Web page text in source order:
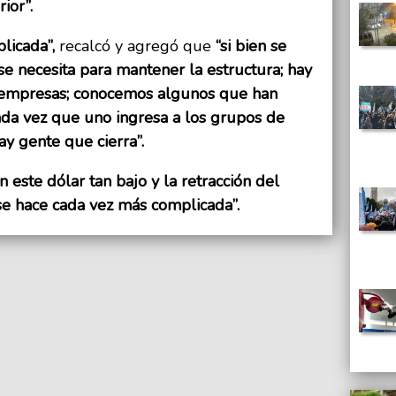
recalcó y agregó que “si bien se
necesita para mantener la estructura; hay
conocemos algunos que han
vez que uno ingresa a los grupos de
gente que cierra”.
este dólar tan bajo y la retracción del
hace cada vez más complicada”.